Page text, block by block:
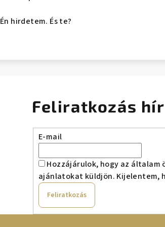
Én hirdetem. És te?
Feliratkozás
E-mail
Hozzájárulok, hogy az
ajánlatokat küldjön. Kijelentem,
Feliratkozás